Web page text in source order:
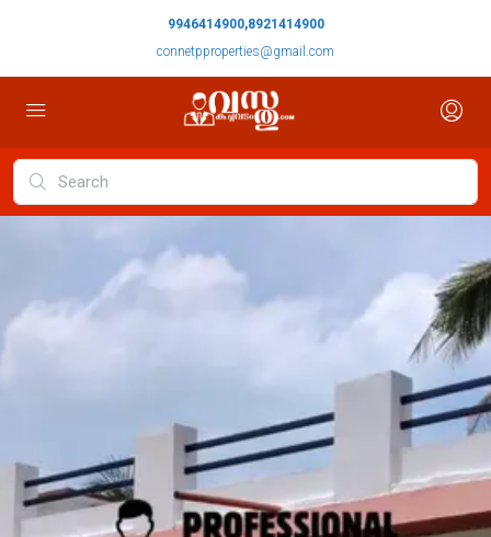
9946414900,8921414900
connetpproperties@gmail.com